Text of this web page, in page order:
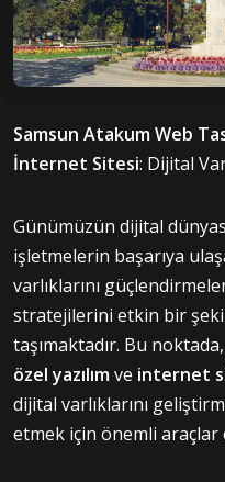
Samsun Atakum Web
İnternet Sitesi: Dijital
Günümüzün dijital
işletmelerin başarıya
varlıklarını
stratejilerini etkin bir
taşımaktadır. Bu noktada,
özel yazılımve internet
dijital varlıklarını
etmek için önemli araçlar